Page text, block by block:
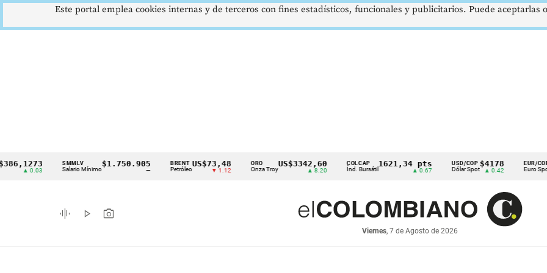
Cintillo
indicadores
económicos
SMMLV
Salario Mínimo
$1.750.905 BRENT
Petróleo
US$73,48
▼ 1.12
ORO
Onza Troy
US$3342,60 COLCAP
Índ. Bursátil
1621,34 pts USD/COP
Dólar Spot
$4178
▲ 0.42
EUR/COP
Euro Spot▼
graphic_eq play_arrow photo_camera
Viernes, 7 de Agosto de 2026
Este portal emplea cookies internas y de terceros con fines estadísticos, funcionales y publicitarios. Puede aceptarlas